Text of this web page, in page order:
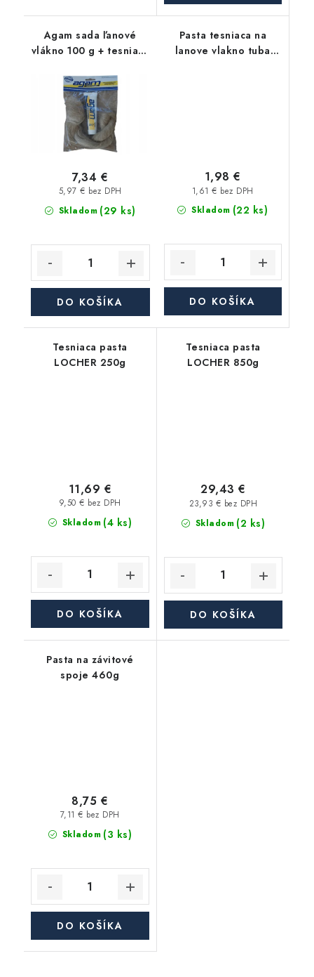
Agam sada ľanové
vlákno 100 g + tesniaca
Skladom (29 ks)
5,97 € bez DPH
7,34 €
DO KOŠÍKA
Pasta tesniaca na
lanove vlakno tuba
Skladom (22 ks)
1,61 € bez DPH
1,98 €
DO KOŠÍKA
Tesniaca pasta
LOCHER 250g
Skladom (4 ks)
9,50 € bez DPH
11,69 €
DO KOŠÍKA
Tesniaca pasta
LOCHER 850g
Skladom (2 ks)
23,93 € bez DPH
29,43 €
DO KOŠÍKA
Pasta na závitové
spoje 460g
Skladom (3 ks)
7,11 € bez DPH
8,75 €
DO KOŠÍKA